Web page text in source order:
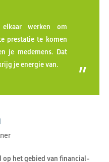
”
werken om
prestatie te komen
je medemens. Dat
je energie van.
op het gebied van financial-